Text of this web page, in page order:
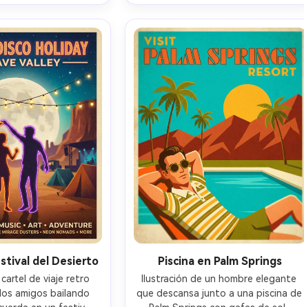
lente de 85 mm,
de campo poco
iluminación
suave-AR 4:5
en la parte superior y insignia estilo
sello en la esquina, lente de 85 mm,
profundidad de campo poco
profunda-AR 4:5
del Desierto
cartel de viaje retro
amigos bailando
Piscina en Palm Springs
Ilustración de un hombre elegante
que descansa junto a una piscina de